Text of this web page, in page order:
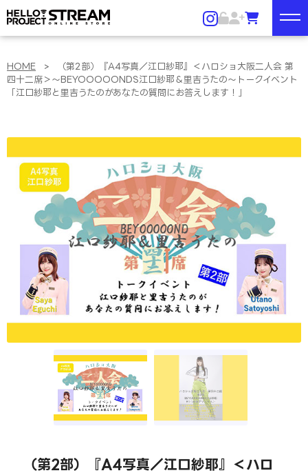
HOME >
（第2部）『A4写真／江口紗耶』＜ハロショ大阪二人会 第
四十二席＞～BEYOOOOONDS江口紗耶＆里吉うたの～トークイベント
「江口紗耶と里吉うたのがあなたの質問にお答えします！」
（第2部）『A4写真／江口紗耶』＜ハロ